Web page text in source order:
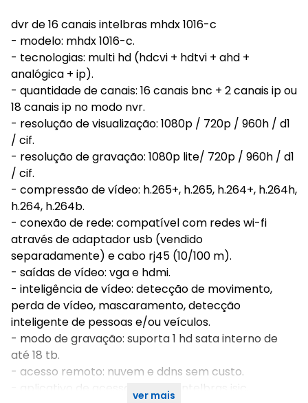
dvr de 16 canais intelbras mhdx 1016-c
- modelo: mhdx 1016-c.
- tecnologias: multi hd (hdcvi + hdtvi + ahd +
analógica + ip).
- quantidade de canais: 16 canais bnc + 2 canais ip ou
18 canais ip no modo nvr.
- resolução de visualização: 1080p / 720p / 960h / d1
/ cif.
- resolução de gravação: 1080p lite/ 720p / 960h / d1
/ cif.
- compressão de vídeo: h.265+, h.265, h.264+, h.264h,
h.264, h.264b.
- conexão de rede: compatível com redes wi-fi
através de adaptador usb (vendido
separadamente) e cabo rj45 (10/100 m).
- saídas de vídeo: vga e hdmi.
- inteligência de vídeo: detecção de movimento,
perda de vídeo, mascaramento, detecção
inteligente de pessoas e/ou veículos.
- modo de gravação: suporta 1 hd sata interno de
até 18 tb.
- acesso remoto: nuvem e ddns sem custo.
- aplicativo de acesso remoto: intelbras isic,
ver mais